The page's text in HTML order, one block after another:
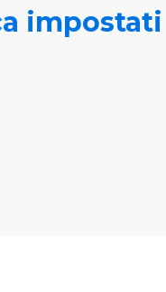
impostati